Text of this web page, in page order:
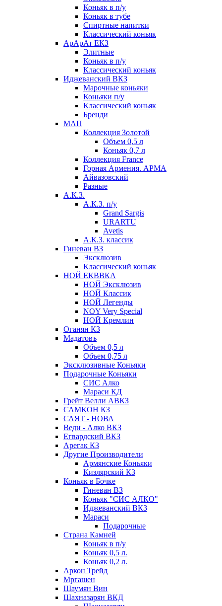
Коньяк в п/у
Коньяк в тубе
Спиртные напитки
Классический коньяк
АрАрАт ЕКЗ
Элитные
Коньяк в п/у
Классический коньяк
Иджеванский ВКЗ
Марочные коньяки
Коньяки п/у
Классический коньяк
Бренди
МАП
Коллекция Золотой
Объем 0,5 л
Коньяк 0,7 л
Коллекция France
Горная Армения. АРМА
Айвазовский
Разные
А.К.З.
А.К.З. п/у
Grand Sargis
URARTU
Avetis
А.К.З. классик
Гиневан ВЗ
Эксклюзив
Классический коньяк
НОЙ ЕКВВКА
НОЙ Эксклюзив
НОЙ Классик
НОЙ Легенды
NOY Very Speсial
НОЙ Кремлин
Оганян КЗ
Мадатовъ
Объем 0,5 л
Объем 0,75 л
Эксклюзивные Коньяки
Подарочные Коньяки
СИС Алко
Мараси КД
Грейт Велли АВКЗ
САМКОН КЗ
САЯТ - НОВА
Веди - Алко ВКЗ
Егвардский ВКЗ
Арегак КЗ
Другие Производители
Армянские Коньяки
Кизлярский КЗ
Коньяк в Бочке
Гиневан ВЗ
Коньяк "СИС АЛКО"
Иджеванский ВКЗ
Мараси
Подарочные
Страна Камней
Коньяк в п/у
Коньяк 0,5 л.
Коньяк 0,2 л.
Аркон Трейд
Мргашен
Шаумян Вин
Шахназарян ВКД